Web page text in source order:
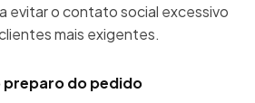
evitar o contato social excessivo
mais exigentes.
preparo do pedido